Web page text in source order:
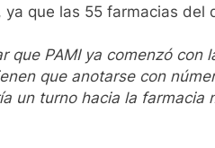
, ya que las 55 farmacias
que PAMI ya comenzó con
que anotarse con
un turno hacia la farmacia